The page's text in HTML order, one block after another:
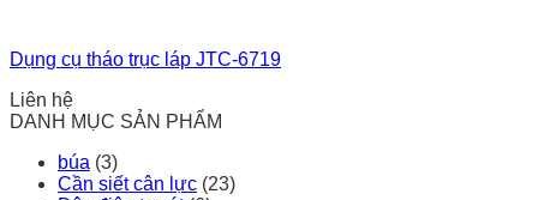
Dụng cụ tháo trục láp JTC-6719
Liên hệ
DANH MỤC SẢN PHẨM
búa (3)
Cần siết cân lực (23)